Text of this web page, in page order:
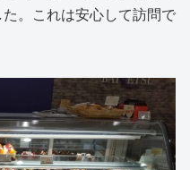
。これは安心して訪問で